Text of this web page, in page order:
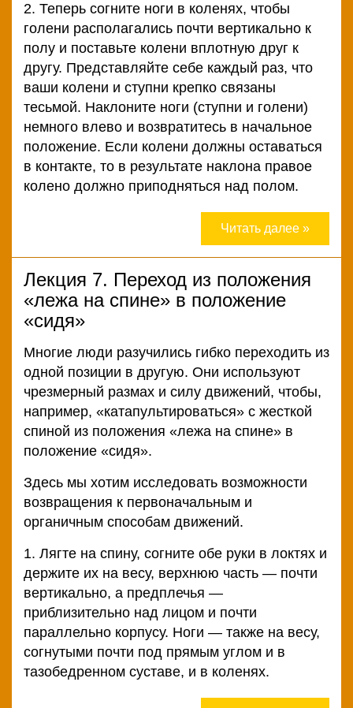
2. Теперь согните ноги в коленях, чтобы
голени располагались почти вертикально к
полу и поставьте колени вплотную друг к
другу. Представляйте себе каждый раз, что
ваши колени и ступни крепко связаны
тесьмой. Наклоните ноги (ступни и голени)
немного влево и возвратитесь в начальное
положение. Если колени должны оставаться
в контакте, то в результате наклона правое
колено должно приподняться над полом.
Читать далее »
Лекция 7. Переход из положения
«лежа на спине» в положение
«сидя»
Многие люди разучились гибко переходить из
одной позиции в другую. Они используют
чрезмерный размах и силу движений, чтобы,
например, «катапультироваться» с жесткой
спиной из положения «лежа на спине» в
положение «сидя».
Здесь мы хотим исследовать возможности
возвращения к первоначальным и
органичным способам движений.
1. Лягте на спину, согните обе руки в локтях и
держите их на весу, верхнюю часть — почти
вертикально, а предплечья —
приблизительно над лицом и почти
параллельно корпусу. Ноги — также на весу,
согнутыми почти под прямым углом и в
тазобедренном суставе, и в коленях.